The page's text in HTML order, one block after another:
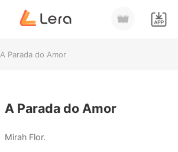
A Parada do Amor
A Parada do Amor
Mirah Flor.